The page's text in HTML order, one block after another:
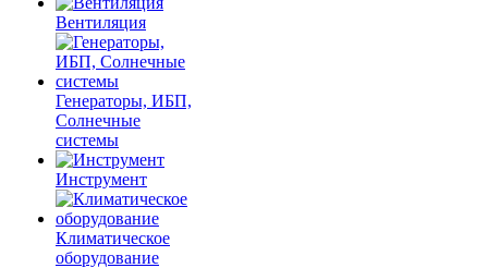
Вентиляция
Генераторы, ИБП,
Солнечные
системы
Инструмент
Климатическое
оборудование